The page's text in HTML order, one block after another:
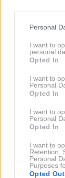
Please note
not limited to
grant or deny
use your data
consent section.
Personal
I want to
personal
Opted In
I want to
Personal
Opted In
I want to
Personal
Opted In
I want to
Retention,
Personal
Purposes
Opted Out
2.Nürnberg,
hišicah, ročno
kot so
Colmar,
To slikovito
pravljico z
božičnimi
Praga, Češka